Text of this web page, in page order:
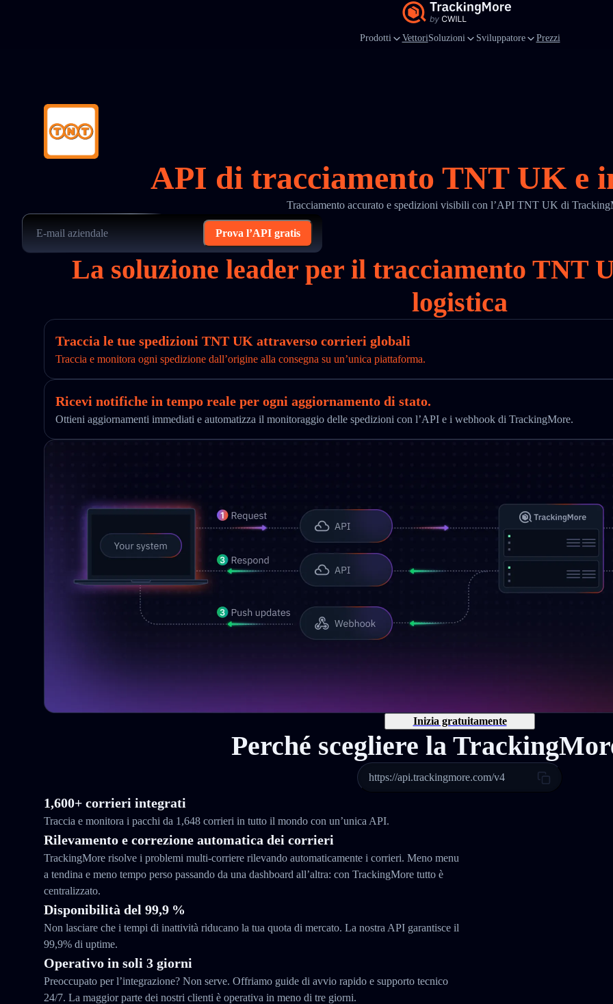
Prodotti VettoriSoluzioni Sviluppatore Prezzi
API di tracciamento TNT UK e
Tracciamento accurato e spedizioni visibili con l’API TNT UK di
Prova l’API gratis
La soluzione leader per il tracciamento TNT
logistica
Traccia le tue spedizioni TNT UK attraverso corrieri globali
Traccia e monitora ogni spedizione dall’origine alla consegna su un’unica piattaforma.
Ricevi notifiche in tempo reale per ogni aggiornamento di stato.
Ottieni aggiornamenti immediati e automatizza il monitoraggio delle spedizioni con l’API e i webhook di TrackingMore.
Inizia gratuitamente
Perché scegliere la
https://api.trackingmore.com/v4
1,600+ corrieri integrati
Traccia e monitora i pacchi da 1,648 corrieri in tutto il mondo con un’unica API.
Rilevamento e correzione automatica dei corrieri
TrackingMore risolve i problemi multi-corriere rilevando automaticamente i corrieri. Meno menu
a tendina e meno tempo perso passando da una dashboard all’altra: con TrackingMore tutto è
centralizzato.
Disponibilità del 99,9 %
Non lasciare che i tempi di inattività riducano la tua quota di mercato. La nostra API garantisce il
99,9% di uptime.
Operativo in soli 3 giorni
Preoccupato per l’integrazione? Non serve. Offriamo guide di avvio rapido e supporto tecnico
24/7. La maggior parte dei nostri clienti è operativa in meno di tre giorni.